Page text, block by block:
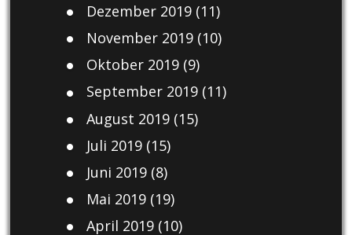
Dezember 2019(11)
November 2019(10)
Oktober 2019(9)
September 2019(11)
August 2019(15)
Juli 2019(15)
Juni 2019(8)
Mai 2019(19)
April 2019(10)